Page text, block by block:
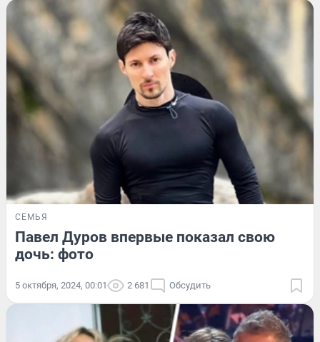
СЕМЬЯ
Павел Дуров впервые показал свою
дочь: фото
5 октября, 2024, 00:01 2 681 Обсудить